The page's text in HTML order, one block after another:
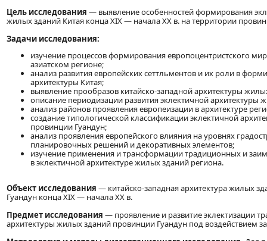
Цель исследования — выявление особенностей формирования
жилых зданий Китая конца XIX — начала XX в. на территории
Задачи исследования:
изучение процессов формирования европоцентристского
азиатском регионе;
анализ развития европейских сеттльментов и их роли в
архитектуры Китая;
выявление прообразов китайско-западной архитектуры
описание периодизации развития эклектичной архитектуры
анализ районов проявления европеизации в архитектуре
создание типологической классификации эклектичной
провинции Гуандун;
анализ проявления европейского влияния на уровнях
планировочных решений и декоративных элементов;
изучение применения и трансформации традиционных и
в эклектичной архитектуре жилых зданий региона.
Объект исследования — китайско-западная архитектура жилых
Гуандун конца XIX — начала XX в.
Предмет исследования — проявление и развитие эклектизации
архитектуры жилых зданий провинции Гуандун под воздействием